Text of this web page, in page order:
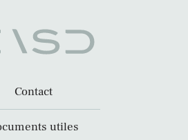
Contact
utiles